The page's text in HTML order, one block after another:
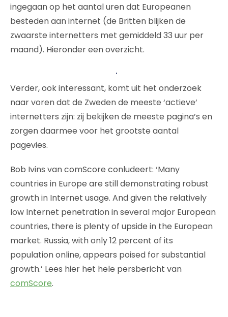
ingegaan op het aantal uren dat Europeanen
besteden aan internet (de Britten blijken de
zwaarste internetters met gemiddeld 33 uur per
maand). Hieronder een overzicht.
Verder, ook interessant, komt uit het onderzoek
naar voren dat de Zweden de meeste ‘actieve’
internetters zijn: zij bekijken de meeste pagina’s en
zorgen daarmee voor het grootste aantal
pagevies.
Bob Ivins van comScore conludeert: ‘Many
countries in Europe are still demonstrating robust
growth in Internet usage. And given the relatively
low Internet penetration in several major European
countries, there is plenty of upside in the European
market. Russia, with only 12 percent of its
population online, appears poised for substantial
growth.’ Lees hier het hele persbericht van
comScore.